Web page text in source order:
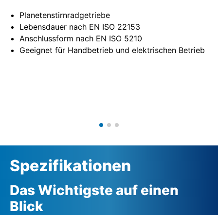
Planetenstirnradgetriebe
Lebensdauer nach EN ISO 22153
Anschlussform nach EN ISO 5210
Geeignet für Handbetrieb und elektrischen Betrieb
Spezifikationen
Das Wichtigste auf einen
Blick